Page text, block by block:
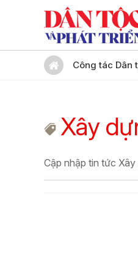
Công tác Dân
Xây
Cập nhập tin tức